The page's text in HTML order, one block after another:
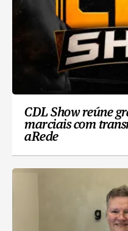
CDL Show reúne
marciais com
aRede